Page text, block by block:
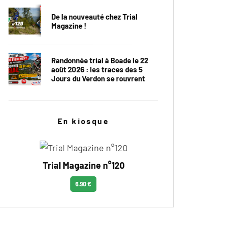
De la nouveauté chez Trial
Magazine !
Randonnée trial à Boade le 22
août 2026 : les traces des 5
Jours du Verdon se rouvrent
En kiosque
Trial Magazine n°120
6.90 €